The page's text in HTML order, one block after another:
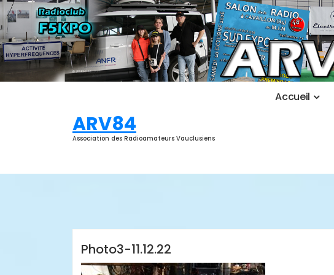
Aller
au
contenu
ARV84
Association des Radioamateurs Vauclusiens
Accueil
Photo3-11.12.22